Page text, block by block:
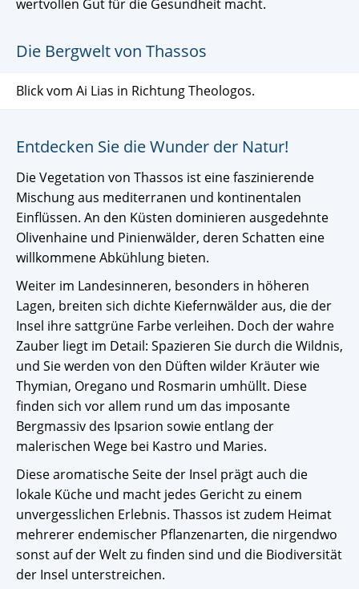
wertvollen Gut für die Gesundheit macht.
Die Bergwelt von Thassos
Blick vom Ai Lias in Richtung Theologos.
Entdecken Sie die Wunder der Natur!
Die Vegetation von Thassos ist eine faszinierende
Mischung aus mediterranen und kontinentalen
Einflüssen. An den Küsten dominieren ausgedehnte
Olivenhaine und Pinienwälder, deren Schatten eine
willkommene Abkühlung bieten.
Weiter im Landesinneren, besonders in höheren
Lagen, breiten sich dichte Kiefernwälder aus, die der
Insel ihre sattgrüne Farbe verleihen. Doch der wahre
Zauber liegt im Detail: Spazieren Sie durch die Wildnis,
und Sie werden von den Düften wilder Kräuter wie
Thymian, Oregano und Rosmarin umhüllt. Diese
finden sich vor allem rund um das imposante
Bergmassiv des Ipsarion sowie entlang der
malerischen Wege bei Kastro und Maries.
Diese aromatische Seite der Insel prägt auch die
lokale Küche und macht jedes Gericht zu einem
unvergesslichen Erlebnis. Thassos ist zudem Heimat
mehrerer endemischer Pflanzenarten, die nirgendwo
sonst auf der Welt zu finden sind und die Biodiversität
der Insel unterstreichen.